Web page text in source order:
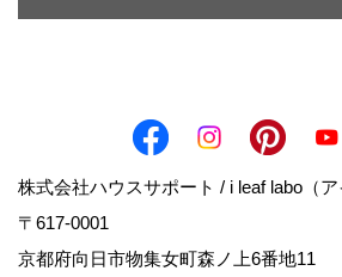
株式会社ハウスサポート / i leaf labo（ア
〒617-0001
京都府向日市物集女町森ノ上6番地11